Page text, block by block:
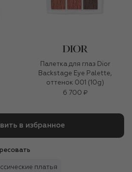
Палетка для глаз Dior
Backstage Eye Palette,
оттенок 001 (10g)
6 700 ₽
в избранное
платья